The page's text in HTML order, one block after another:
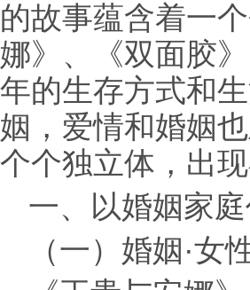
的故事蕴含着一
娜》、《双面胶
年的生存方式和
姻，爱情和婚姻
个个独立体，出
一、以婚姻家
（一）婚姻·女